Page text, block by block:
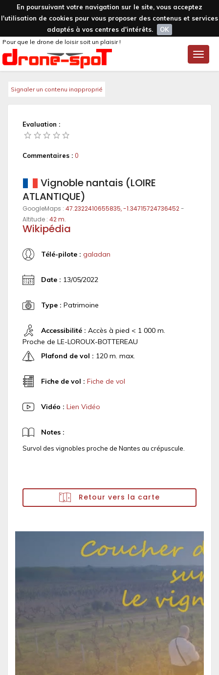
En poursuivant votre navigation sur le site, vous acceptez
l'utilisation de cookies pour vous proposer des contenus et services
adaptés à vos centres d'intérêts.
OK
Toggle
Pour que le drone de loisir soit un plaisir !
Signaler un contenu inapproprié
Evaluation :
Commentaires : 0
Vignoble nantais (LOIRE
ATLANTIQUE)
GoogleMaps : 47.2322410655835, -1.34715724736452-
Altitude : 42 m.
Wikipédia
Télé-pilote : galadan
Date : 13/05/2022
Type : Patrimoine
Accessibilité : Accès à pied < 1 000 m.
Proche de LE-LOROUX-BOTTEREAU
Plafond de vol : 120 m. max.
Fiche de vol : Fiche de vol
Vidéo : Lien Vidéo
Notes :
Survol des vignobles proche de Nantes au crépuscule.
Retour vers la carte